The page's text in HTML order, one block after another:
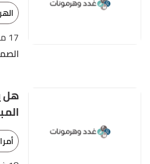
17 مارس 2024
هل